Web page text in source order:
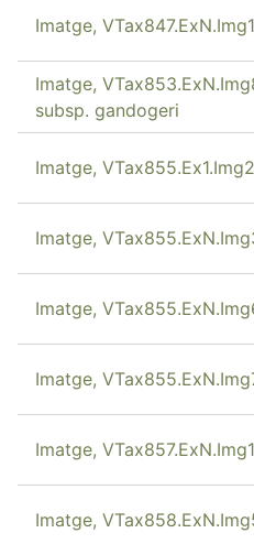
Imatge,
Imatge,
subsp. gandogeri
Imatge,
Imatge,
Imatge,
Imatge,
Imatge,
Imatge,